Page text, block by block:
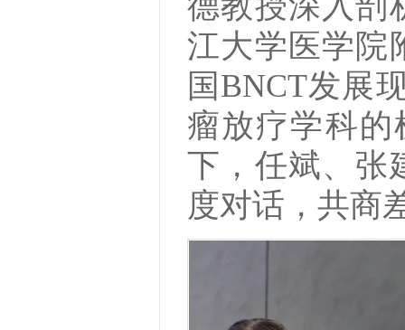
江大学医学院
国BNCT发展
瘤放疗学科的
下，任斌、张
度对话，共商